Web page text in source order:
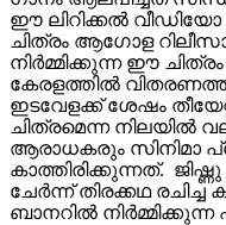
ഈ ലിറിക്കൽ
ചിത്രം ആഗോള
നിർമ്മിക്കുന്ന ഈ
കേരളത്തിൽ
ഇടവേളക്ക് ശേഷം
ചിത്രമെന്ന
ആരാധകരും സിനിമാ
കാത്തിരിക്കുന്നത്.
ചേർന്ന് തിരക്കഥ രചിച്ച
ബാനറിൽ